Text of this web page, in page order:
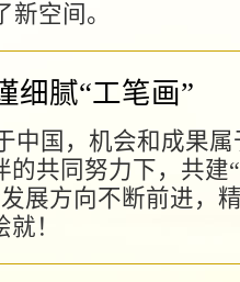
空间。
细腻“工笔画”
中国，机会和成果
的共同努力下，共建
展方向不断前进，
！